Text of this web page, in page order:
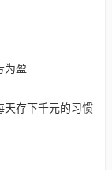
为盈
天存下千元的习惯